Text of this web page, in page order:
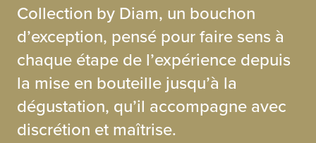
Collection by Diam, un bouchon
d’exception, pensé pour faire sens à
chaque étape de l’expérience depuis
la mise en bouteille jusqu’à la
dégustation, qu’il accompagne avec
discrétion et maîtrise.